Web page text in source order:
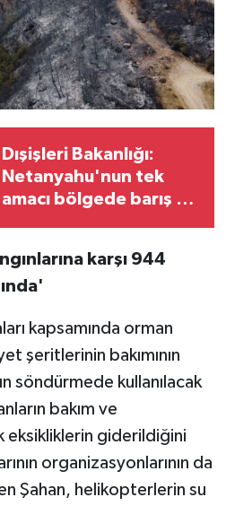
Dışişleri Bakanlığı:
Netanyahu'nun tek
amacı bölgede barış ve
karşı 944
kapsamında orman
şeritlerinin bakımının
söndürmede kullanılacak
bakım ve
eksikliklerin giderildiğini
organizasyonlarının da
Şahan, helikopterlerin su